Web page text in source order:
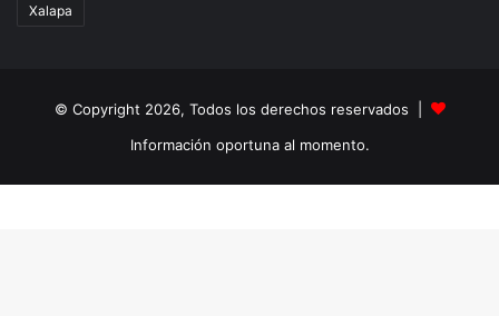
Xalapa
© Copyright 2026, Todos los derechos reservados |
Información oportuna al momento.